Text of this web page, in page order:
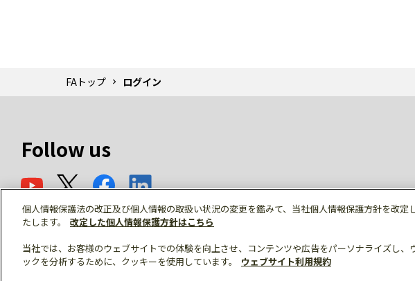
FAトップ ログイン
Follow us
© Mitsubishi Electric Corporation
個人情報保護法の改正及び個人情報の取扱い状況の変更を鑑みて、当社個人情報保護方針を改定
たします。
改定した個人情報保護方針はこちら
当社では、お客様のウェブサイトでの体験を向上させ、コンテンツや広告をパーソナライズし、
ックを分析するために、クッキーを使用しています。
ウェブサイト利用規約